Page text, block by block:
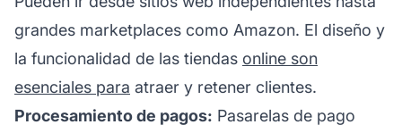
grandes marketplaces como Amazon. El diseño y
la funcionalidad de las tiendas online son
esenciales para atraer y retener clientes.
Procesamiento de pagos: Pasarelas de pago